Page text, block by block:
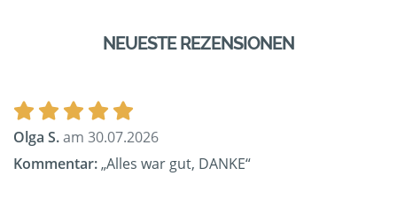
NEUESTE REZENSIONEN
Olga S.am 30.07.2026
Kommentar:„Alles war gut, DANKE“